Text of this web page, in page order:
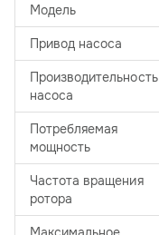
Модель
Привод насоса
Производительность
насоса
Потребляемая
мощность
Частота вращения
ротора